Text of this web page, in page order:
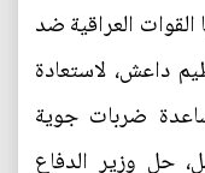
العراقية ضد
داعش، لاستعادة
ضربات جوية
حل وزير الدفاع